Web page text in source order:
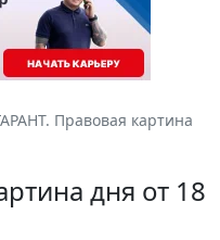
Правовая картина
дня от 18